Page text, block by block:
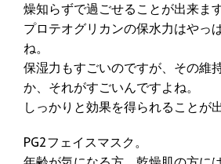
燥知らずで過ごせることが出来ます
プロテオグリカンの保水力はやっ
ね。
保湿力もすごいのですが、その維
か、それがすごいんですよね。
しっかりと効果を得られることが
PG2フェイスマスク。